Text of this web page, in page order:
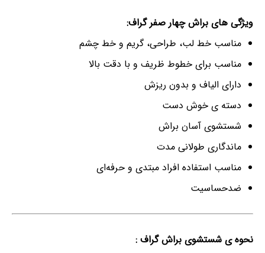
ویژگی های براش چهار صفر گراف:
مناسب خط لب، طراحی، گریم و خط چشم
مناسب برای خطوط ظریف و با دقت بالا
دارای الیاف و بدون ریزش
دسته ی خوش دست
شستشوی آسان براش
ماندگاری طولانی مدت
مناسب استفاده افراد مبتدی و حرفه‌ای
ضدحساسیت
نحوه ی شستشوی براش گراف :